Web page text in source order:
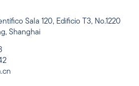
Sala 120, Edificio T3, No.1220
Shanghai